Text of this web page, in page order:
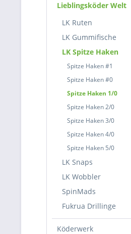
Lieblingsköder Welt
LK Ruten
LK Gummifische
LK Spitze Haken
Spitze Haken #1
Spitze Haken #0
Spitze Haken 1/0
Spitze Haken 2/0
Spitze Haken 3/0
Spitze Haken 4/0
Spitze Haken 5/0
LK Snaps
LK Wobbler
SpinMads
Fukrua Drillinge
Köderwerk